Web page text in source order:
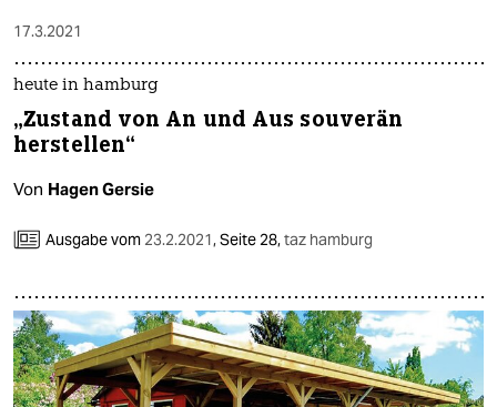
17.3.2021
heute in hamburg
„Zustand von An und Aus souverän
herstellen“
Von Hagen Gersie
Ausgabe vom 23.2.2021,Seite 28,taz hamburg